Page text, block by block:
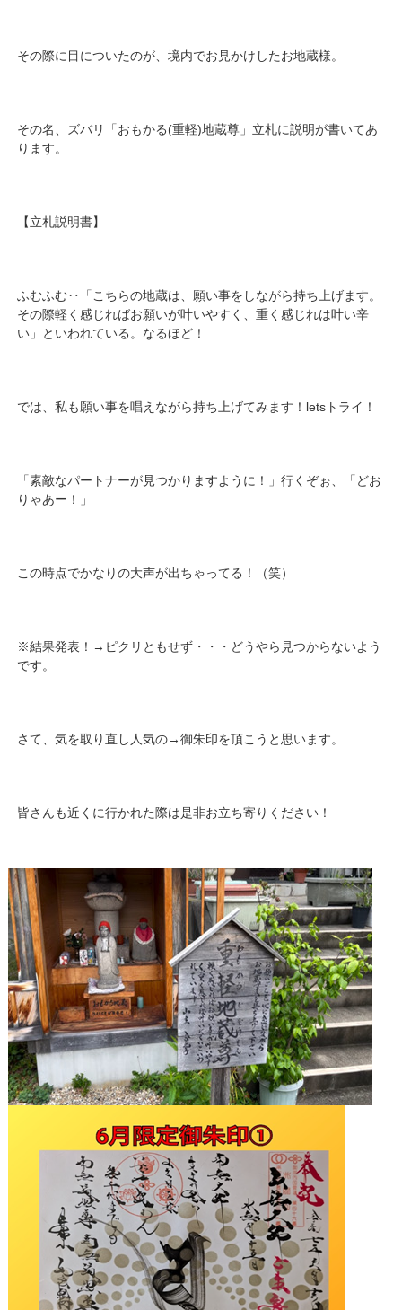
その際に目についたのが、境内でお見かけしたお地蔵様。
その名、ズバリ「おもかる(重軽)地蔵尊」立札に説明が書いてあ
ります。
【立札説明書】
ふむふむ‥「こちらの地蔵は、願い事をしながら持ち上げます。
その際軽く感じればお願いが叶いやすく、重く感じれは叶い辛
い」といわれている。なるほど！
では、私も願い事を唱えながら持ち上げてみます！letsトライ！
「素敵なパートナーが見つかりますように！」行くぞぉ、「どお
りゃあー！」
この時点でかなりの大声が出ちゃってる！（笑）
※結果発表！→ピクリともせず・・・どうやら見つからないよう
です。
さて、気を取り直し人気の→御朱印を頂こうと思います。
皆さんも近くに行かれた際は是非お立ち寄りください！